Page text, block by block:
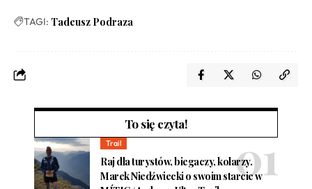
TAGI: Tadeusz Podraza
To się czyta!
Trail
Raj dla turystów, biegaczy, kolarzy.
Marek Niedźwiecki o swoim starcie w